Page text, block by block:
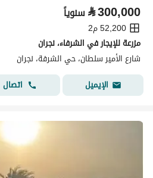
⃁300,000 سنوياً
52,200 م2
مزرعة للإيجار في الشرفاء، نجران
شارع الأمير سلطان، حي الشرفة، نجران
الإيميل
اتصال